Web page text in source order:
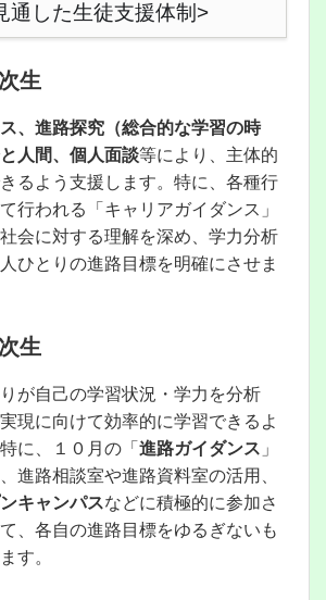
通した生徒支援体制>
生
、進路探究（総合的な学習の時
人間、個人面談等により、主体的
るよう支援します。特に、各種行
行われる「キャリアガイダンス」
会に対する理解を深め、学力分析
ひとりの進路目標を明確にさせま
生
が自己の学習状況・学力を分析
現に向けて効率的に学習できるよ
に、１０月の「 進路ガイダンス 」
進路相談室や進路資料室の活用、
キャンパスなどに積極的に参加さ
、各自の進路目標をゆるぎないも
す。